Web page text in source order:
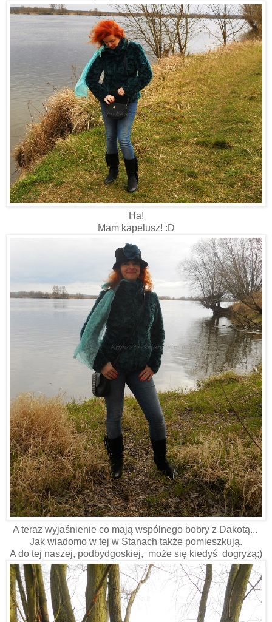
Ha!
Mam kapelusz! :D
A teraz wyjaśnienie co mają wspólnego bobry z Dakotą...
Jak wiadomo w tej w Stanach także pomieszkują.
A do tej naszej, podbydgoskiej, może się kiedyś dogryzą;)